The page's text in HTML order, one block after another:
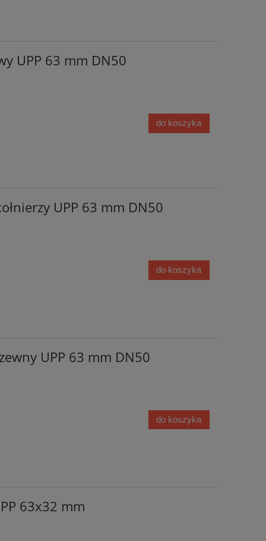
UPP 63 mm DN50
do koszyka
UPP 63 mm DN50
do koszyka
UPP 63 mm DN50
do koszyka
63x32 mm